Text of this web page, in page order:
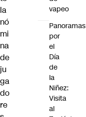
la
nó
mi
na
de
ju
ga
do
re
vapeo
Panoramas
por
el
Día
de
la
Niñez:
Visita
al